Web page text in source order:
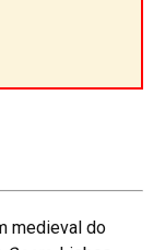
medieval do